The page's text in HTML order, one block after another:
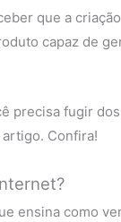
que a
capaz de
precisa fugir
Confira!
ensina como